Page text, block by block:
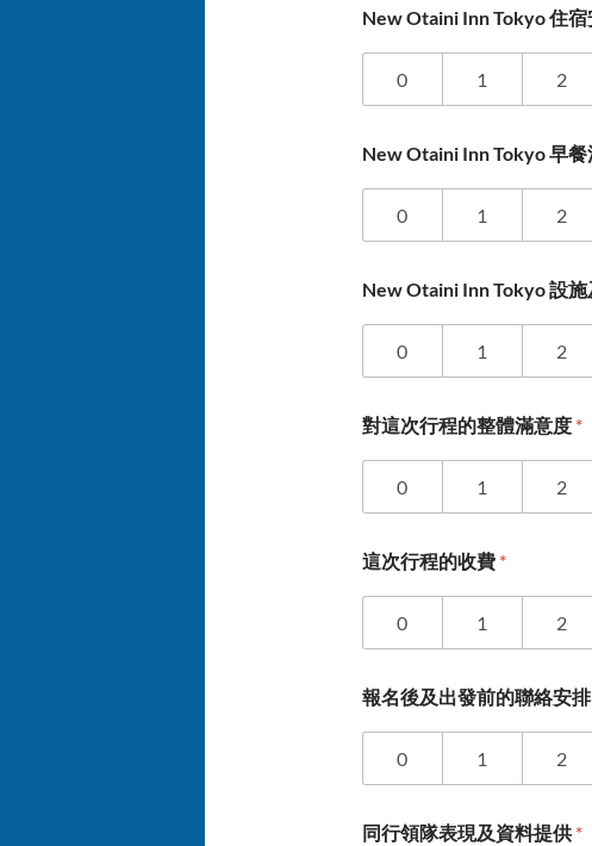
New Otaini Inn Tokyo 住
0 1 2
New Otaini Inn Tokyo 早
0 1 2
New Otaini Inn Tokyo 設
0 1 2
對這次行程的整體滿意度 *
0 1 2
這次行程的收費 *
0 1 2
報名後及出發前的聯絡安排
0 1 2
同行領隊表現及資料提供 *